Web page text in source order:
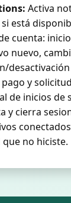
Activa
está
cuenta:
nuevo,
y
de inicios de
y cierra
no hiciste.